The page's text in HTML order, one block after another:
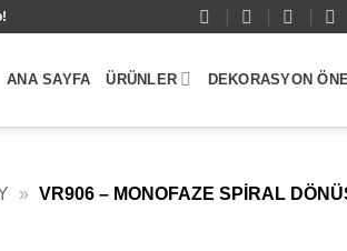
ANA SAYFA ÜRÜNLER DEKORASYON
» VR906 – MONOFAZE SPIRAL